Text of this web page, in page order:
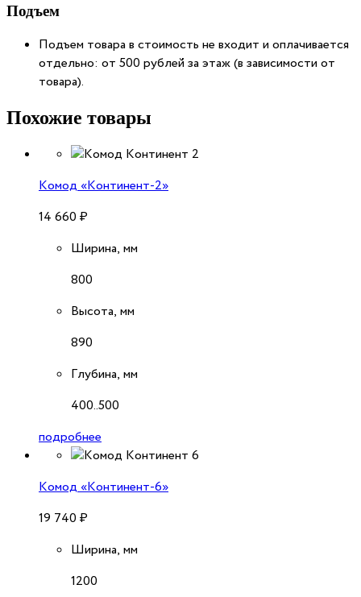
Подъем
Подъем товара в стоимость не входит и оплачивается
отдельно: от 500 рублей за этаж (в зависимости от
товара).
Похожие товары
Комод «Континент-2»
14 660 ₽
Ширина, мм
800
Высота, мм
890
Глубина, мм
400..500
подробнее
Комод «Континент-6»
19 740 ₽
Ширина, мм
1200